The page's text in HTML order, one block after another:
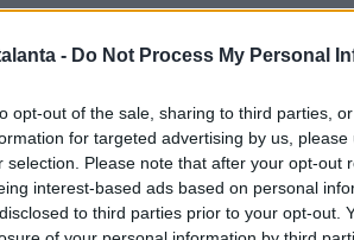
- Do Not Process My Personal
opt-out of the sale, sharing to third parties,
for targeted advertising by us,
selection. Please note that after your opt-out
interest-based ads based on personal
to third parties prior to your opt-out.
E L’ADDIO- “Sono stati
di vista sportivo e umano .